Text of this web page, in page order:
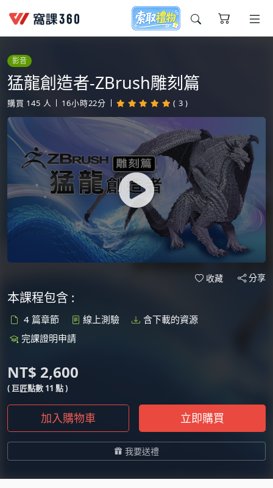
今天想要學什麼?
窩課推薦給您
影音
猛龍創造者-ZBrush雕刻篇
購買 145 人 16小時22分 ( 3 )
收藏 分享
本課程包含 :
4 篇章節 線上測驗
含下載的資源
完課證明申請
NT$ 2,600
( 巨匠點數 11 點 )
加入購物車 立即購買
我要送禮